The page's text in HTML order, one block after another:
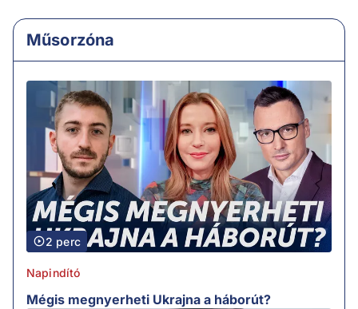
Műsorzóna
2 perc
Napindító
Mégis megnyerheti Ukrajna a háborút?